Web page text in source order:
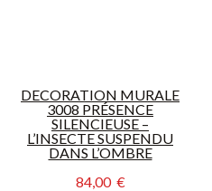
DECORATION MURALE
3008 PRÉSENCE
SILENCIEUSE –
L’INSECTE SUSPENDU
DANS L’OMBRE
84,00  €